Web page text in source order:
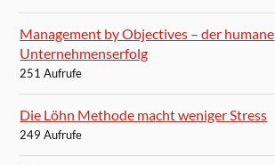
Management by Objectives – der humane
Unternehmenserfolg
251 Aufrufe
Die Löhn Methode macht weniger Stress
249 Aufrufe